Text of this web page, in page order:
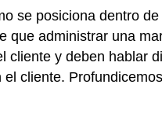
se posiciona dentro
que administrar una
y deben hablar
cliente.